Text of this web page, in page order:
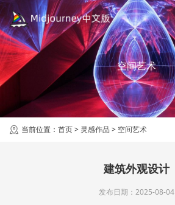
空间艺术
当前位置： 首页> 灵感作品 > 空间艺术
建筑外观设计
发布日期：2025-08-04